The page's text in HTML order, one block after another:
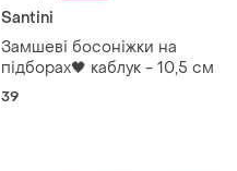
Santini
Замшеві босоніжки на
підборах🖤 каблук - 10,5 см
39